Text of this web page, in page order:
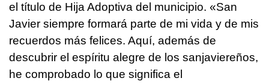
el título de Hija Adoptiva del municipio. «San
Javier siempre formará parte de mi vida y de mis
recuerdos más felices. Aquí, además de
descubrir el espíritu alegre de los sanjaviereños,
he comprobado lo que significa el